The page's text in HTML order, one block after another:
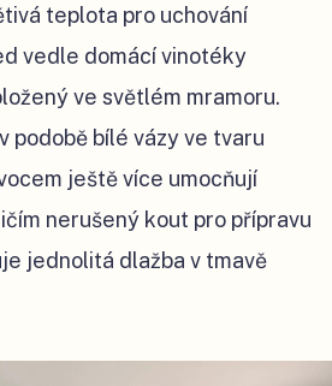
teplota pro uchování
vedle domácí vinotéky
ve světlém mramoru.
podobě bílé vázy ve tvaru
ještě více umocňují
nerušený kout pro přípravu
jednolitá dlažba v tmavě